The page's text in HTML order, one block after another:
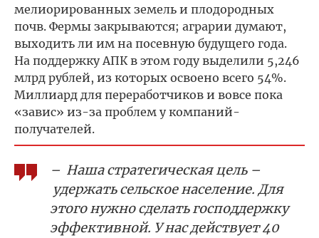
мелиорированных земель и плодородных
почв. Фермы закрываются; аграрии думают,
выходить ли им на посевную будущего года.
На поддержку АПК в этом году выделили 5,246
млрд рублей, из которых освоено всего 54%.
Миллиард для переработчиков и вовсе пока
«завис» из-за проблем у компаний-
получателей.
– Наша стратегическая цель –
удержать сельское население. Для
этого нужно сделать господдержку
эффективной. У нас действует 40